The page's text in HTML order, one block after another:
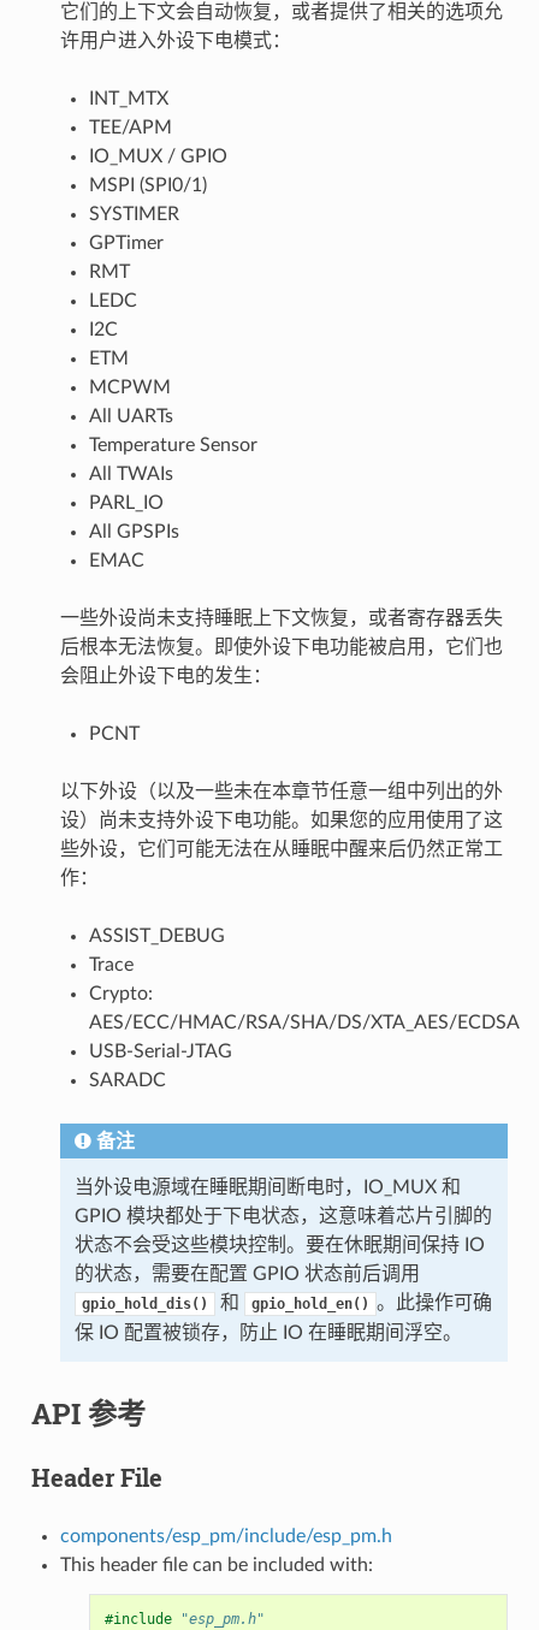
它们的上下文会自动恢复，或者提供了相关的选项允
许用户进入外设下电模式：
INT_MTX
TEE/APM
IO_MUX / GPIO
MSPI (SPI0/1)
SYSTIMER
GPTimer
RMT
LEDC
I2C
ETM
MCPWM
All UARTs
Temperature Sensor
All TWAIs
PARL_IO
All GPSPIs
EMAC
一些外设尚未支持睡眠上下文恢复，或者寄存器丢失
后根本无法恢复。即使外设下电功能被启用，它们也
会阻止外设下电的发生：
PCNT
以下外设（以及一些未在本章节任意一组中列出的外
设）尚未支持外设下电功能。如果您的应用使用了这
些外设，它们可能无法在从睡眠中醒来后仍然正常工
作：
ASSIST_DEBUG
Trace
Crypto:
AES/ECC/HMAC/RSA/SHA/DS/XTA_AES/ECDSA
USB-Serial-JTAG
SARADC
备注
当外设电源域在睡眠期间断电时，IO_MUX 和
GPIO 模块都处于下电状态，这意味着芯片引脚的
状态不会受这些模块控制。要在休眠期间保持 IO
的状态，需要在配置 GPIO 状态前后调用
gpio_hold_dis() 和 gpio_hold_en() 。此操作可确
保 IO 配置被锁存，防止 IO 在睡眠期间浮空。
API 参考
Header File
components/esp_pm/include/esp_pm.h
This header file can be included with:
#include "esp_pm.h"